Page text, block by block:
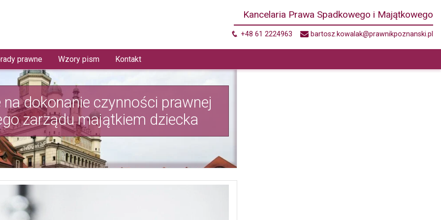
Kancelaria Prawa Spadkowego i Majątkowego
+48 61 2224963 bartosz.kowalak@prawnikpoznanski.pl
prawne Wzory pism Kontakt
dokonanie czynności prawnej
zarządu majątkiem dziecka